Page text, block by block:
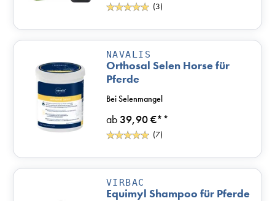
(3)
NAVALIS
Orthosal Selen Horse für
Pferde
ab 39,90 €**
Bei Selenmangel
(7)
VIRBAC
Equimyl Shampoo für Pferde